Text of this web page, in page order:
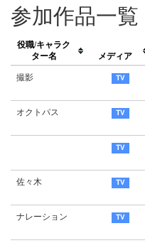
参加作品一覧
役職/キャラク
ター名
メディア
撮影
オクトパス
佐々木
ナレーション